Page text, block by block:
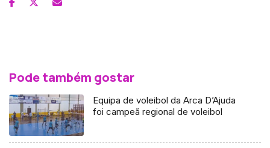
Pode também gostar
Equipa de voleibol da Arca D’Ajuda
foi campeã regional de voleibol